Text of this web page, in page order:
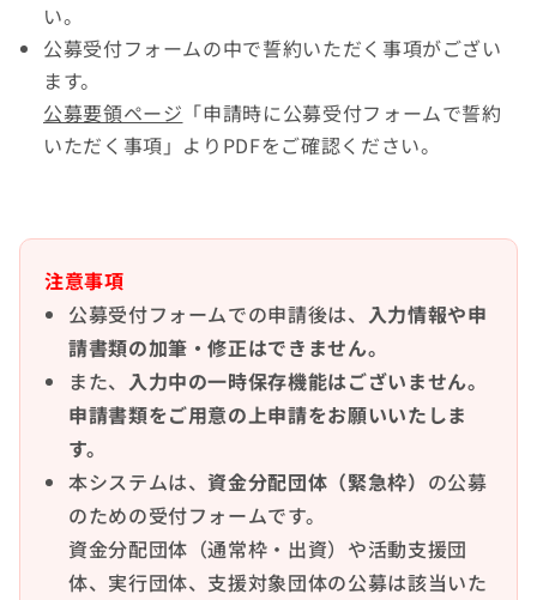
い。
公募受付フォームの中で誓約いただく事項がござい
ます。
公募要領ページ 「申請時に公募受付フォームで誓約
いただく事項」よりPDFをご確認ください。
注意事項
公募受付フォームでの申請後は、 入力情報や申
請書類の加筆・修正はできません。
また、 入力中の一時保存機能はございません。
申請書類をご用意の上申請をお願いいたしま
す。
本システムは、資金分配団体（緊急枠） の公募
のための受付フォームです。
資金分配団体（通常枠・出資）や活動支援団
体、実行団体、支援対象団体の公募は該当いた